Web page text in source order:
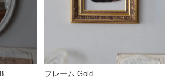
フレーム.Gold